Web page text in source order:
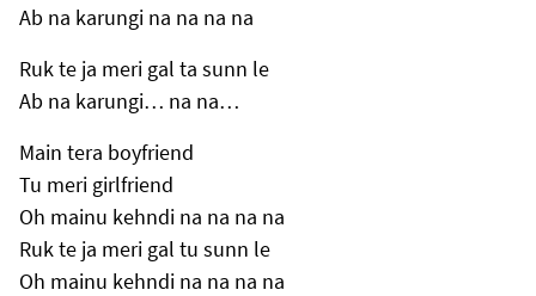
Ab na karungi na na na na
Ruk te ja meri gal ta sunn le
Ab na karungi… na na…
Main tera boyfriend
Tu meri girlfriend
Oh mainu kehndi na na na na
Ruk te ja meri gal tu sunn le
Oh mainu kehndi na na na na